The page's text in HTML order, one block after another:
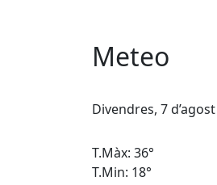
Meteo
Divendres, 7 d’agost
T.Màx: 36°
T.Min: 18°